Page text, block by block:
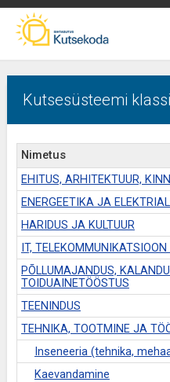
Kutsesüsteemi
Nimetus
EHITUS, ARHITEKTUUR,
ENERGEETIKA JA
HARIDUS JA KULTUUR
IT,
PÕLLUMAJANDUS,
TOIDUAINETÖÖSTUS
TEENINDUS
TEHNIKA, TOOTMINE JA
Inseneeria (tehnika,
Kaevandamine